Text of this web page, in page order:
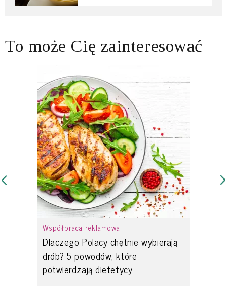
To może Cię zainteresować
Współpraca reklamowa
Dlaczego Polacy chętnie wybierają
drób? 5 powodów, które
potwierdzają dietetycy